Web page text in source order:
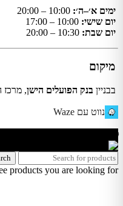
ימים א׳–ה׳:
יום שישי:
יום שבת:
מיקום
בבניין בנק הפועלים הישן, מרכז
נווט עם Waze
products you are looking for.